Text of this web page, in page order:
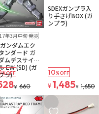
年3月中旬 発売
ンダムエク
ンダード ガ
ムデスサイズ
EW (SD) (ガ
ラ)
%OFF
¥ 660
SDEXガンプラ入
り手さげBOX (ガ
ンプラ)
10%OFF
¥ 1,485¥ 1,650
に入りに追加お気に入りに